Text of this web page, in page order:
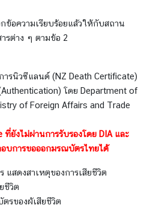
อความเรียบร้อยแล้วให้กับสถาน
รต่าง ๆ ตามข้อ 2
นิวซีแลนด์ (NZ Death Certificate)
โดย Department of
of Foreign Affairs and Trade
ยังไม่ผ่านการรับรองโดย DIA และ
อบการขอออกมรณบัตรไทยได้
สดงสาเหตุของการเสียชีวิต
ชีวิต
รของผู้เสียชีวิต